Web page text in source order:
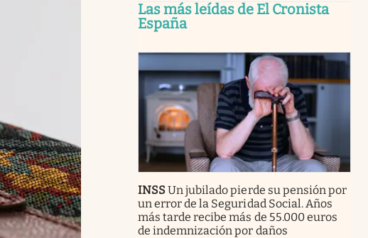
Las más leídas de El Cronista
España
INSSUn jubilado pierde su pensión por
un error de la Seguridad Social. Años
más tarde recibe más de 55.000 euros
de indemnización por daños